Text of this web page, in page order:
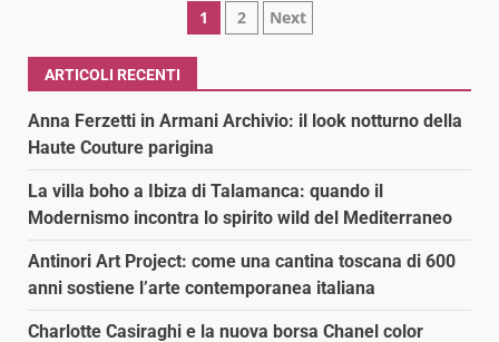
Paginazione
degli
articoli
1 2 Next
ARTICOLI RECENTI
Anna Ferzetti in Armani Archivio: il look notturno della
Haute Couture parigina
La villa boho a Ibiza di Talamanca: quando il
Modernismo incontra lo spirito wild del Mediterraneo
Antinori Art Project: come una cantina toscana di 600
anni sostiene l’arte contemporanea italiana
Charlotte Casiraghi e la nuova borsa Chanel color